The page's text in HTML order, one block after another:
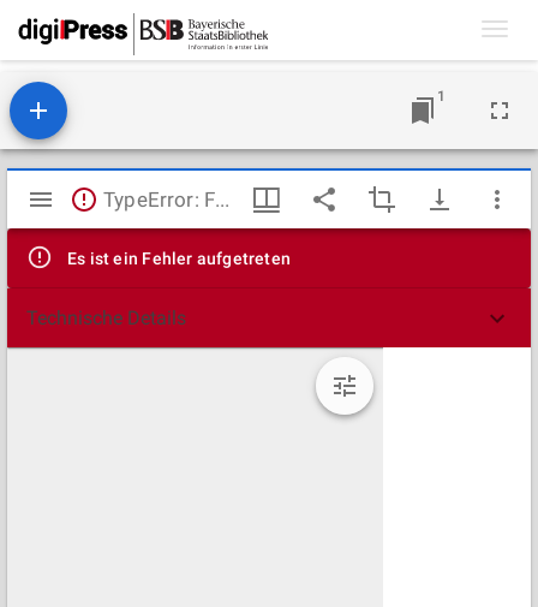
1
Mirador
Viewer
TypeError: Failed to fetch
Es ist ein Fehler aufgetreten
Technische Details